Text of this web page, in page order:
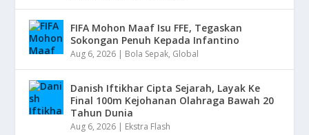
FIFA Mohon Maaf Isu FFE, Tegaskan
Sokongan Penuh Kepada Infantino
Aug 6, 2026 | Bola Sepak, Global
Danish Iftikhar Cipta Sejarah, Layak Ke
Final 100m Kejohanan Olahraga Bawah 20
Tahun Dunia
Aug 6, 2026 | Ekstra Flash